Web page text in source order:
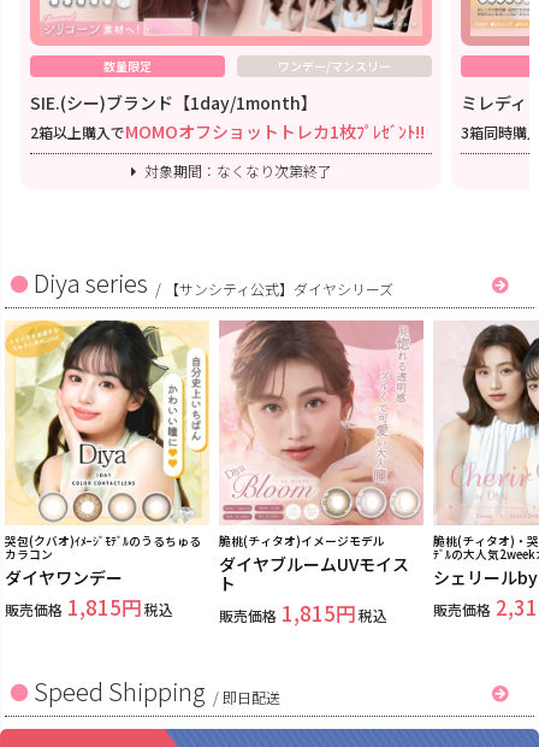
数量限定 ワンデー/マンスリー
SIE.(シー)ブランド【1day/1month】
2箱以上購入でMOMOオフショットトレカ1枚ﾌﾟﾚｾﾞﾝﾄ!!
対象期間：なくなり次第終了
ミレディ
3箱同時購
Diya series / 【サンシティ公式】ダイヤシリーズ
哭包(クバオ)ｲﾒｰｼﾞﾓﾃﾞﾙのうるちゅる
カラコン
ダイヤワンデー
販売価格 1,815 税込
脆桃(チィタオ)イメージモデル
ダイヤブルームUVモイス
ト
販売価格 1,815 税込
脆桃(チィタオ)・
ﾃﾞﾙの大人気2week
シェリール
販売価格
Speed Shipping / 即日配送